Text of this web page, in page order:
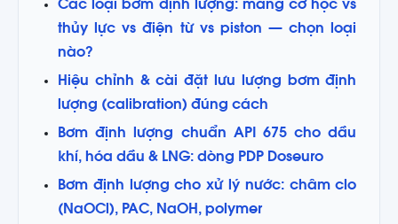
Các loại bơm định lượng: màng cơ học vs
thủy lực vs điện từ vs piston — chọn loại
nào?
Hiệu chỉnh & cài đặt lưu lượng bơm định
lượng (calibration) đúng cách
Bơm định lượng chuẩn API 675 cho dầu
khí, hóa dầu & LNG: dòng PDP Doseuro
Bơm định lượng cho xử lý nước: châm clo
(NaOCl), PAC, NaOH, polymer